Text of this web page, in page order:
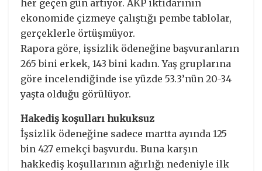
her geçen gün artıyor. AKP iktidarının
ekonomide çizmeye çalıştığı pembe tablolar,
gerçeklerle örtüşmüyor.
Rapora göre, işsizlik ödeneğine başvuranların
265 bini erkek, 143 bini kadın. Yaş gruplarına
göre incelendiğinde ise yüzde 53.3’nün 20-34
yaşta olduğu görülüyor.
Hakediş koşulları hukuksuz
İşsizlik ödeneğine sadece martta ayında 125
bin 427 emekçi başvurdu. Buna karşın
hakkediş koşullarının ağırlığı nedeniyle ilk